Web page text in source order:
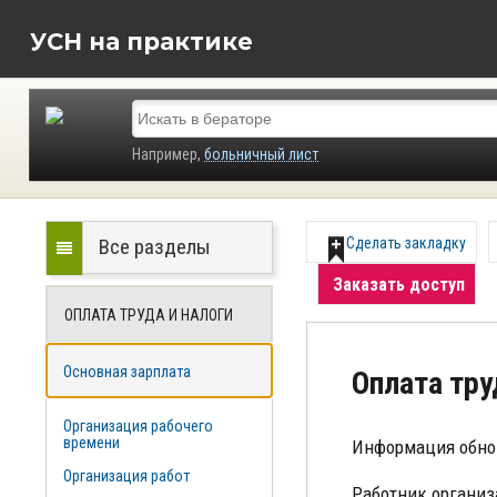
УСН на практике
Например, больничный лист
Сделать закладку
Заказать доступ
Оплата
Информация
Все разделы
ОПЛАТА ТРУДА И НАЛОГИ
Основная зарплата
Организация рабочего
времени
Организация работ